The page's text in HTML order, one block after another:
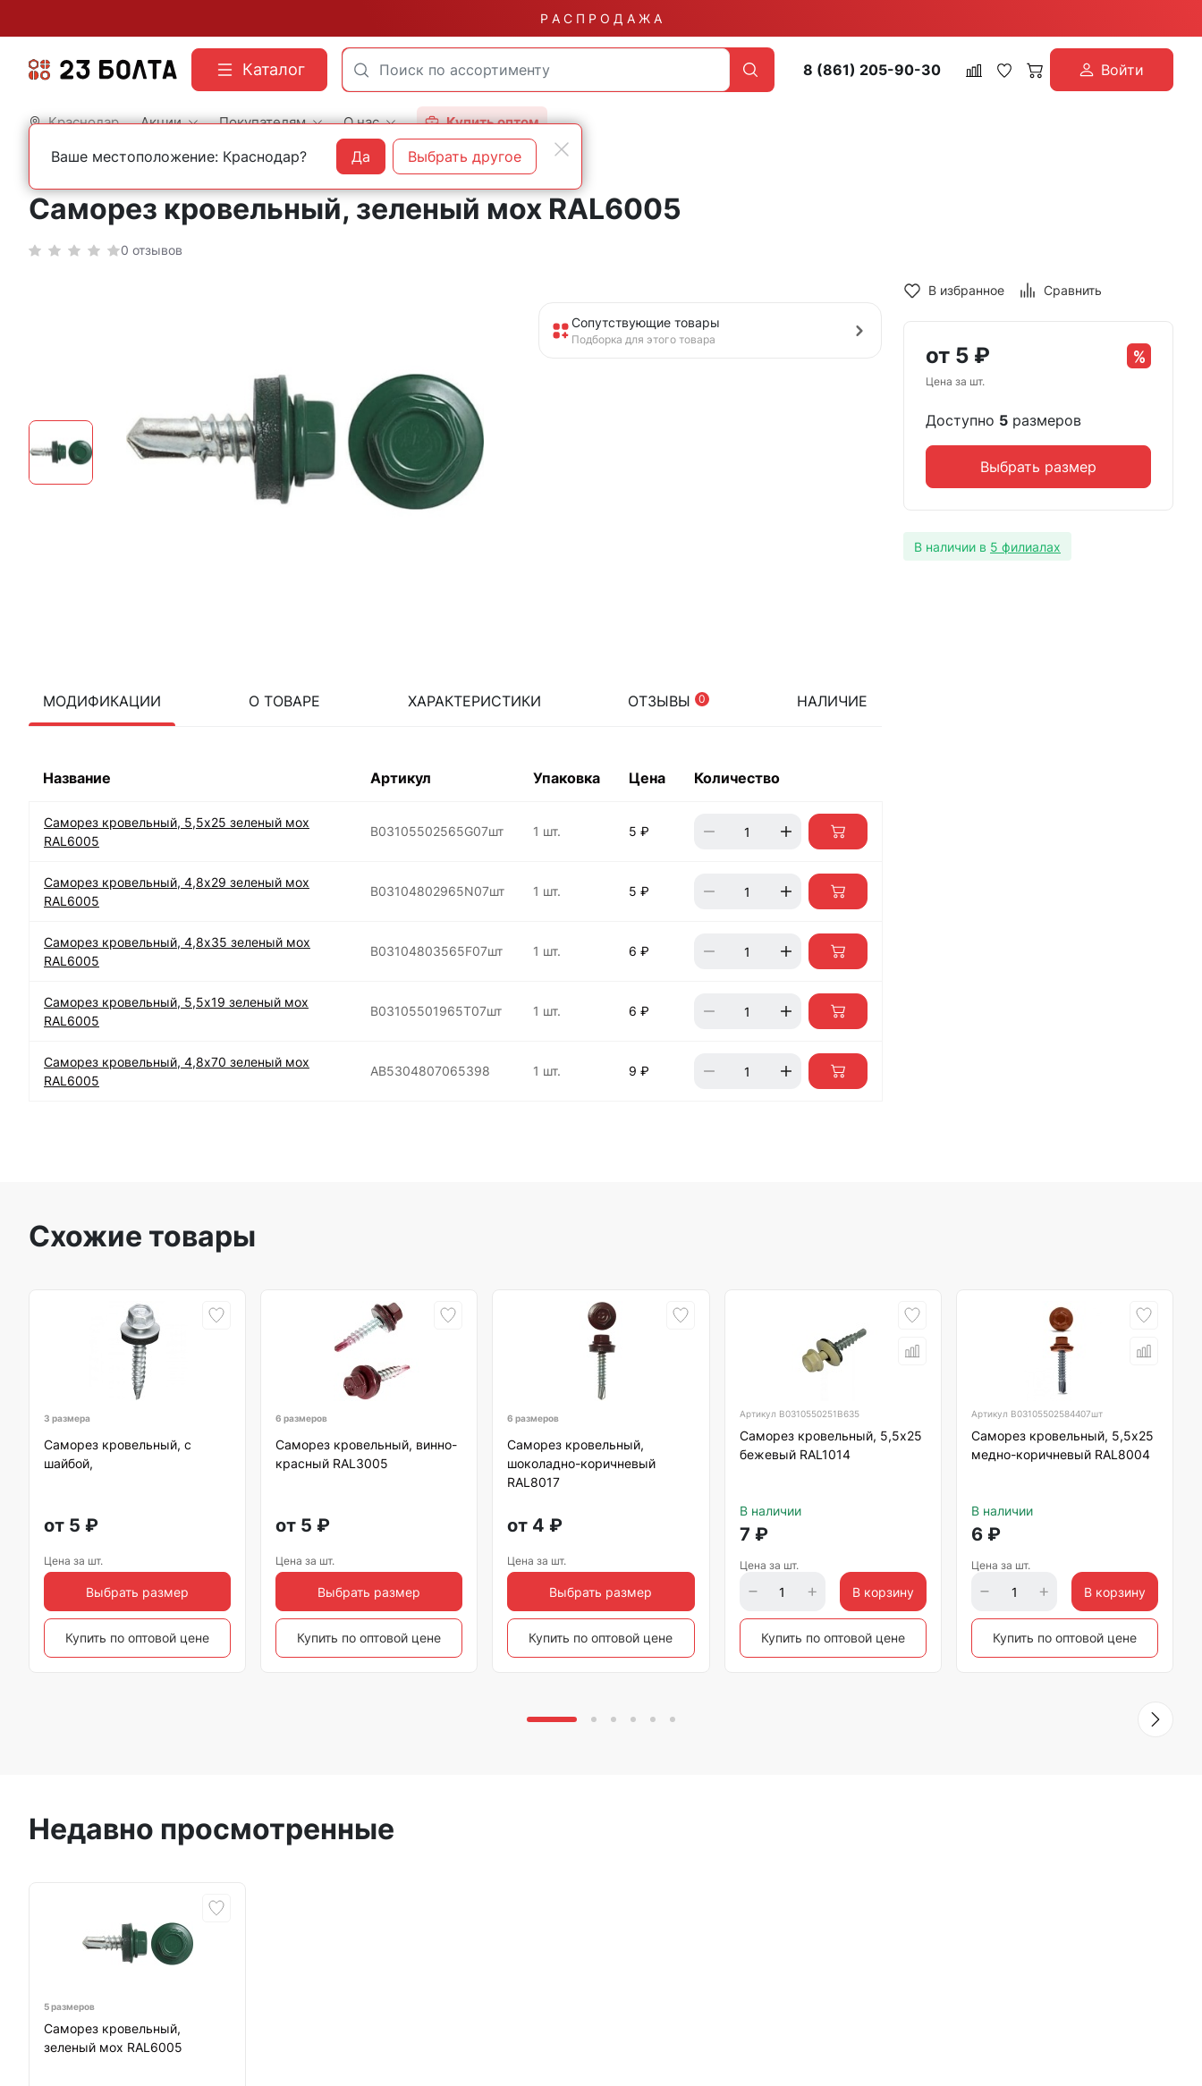
Р А С П Р О Д А Ж А
Каталог 8 (861) 205-90-30 Войти
Краснодар Акции Покупателям О нас Купить оптом
Главная Строительный крепеж Саморезы Кровельные с шайбой С шайбой металл-дерево класс прочности 5.5
Саморез кровельный, зеленый мох RAL6005
0 отзывов
Сопутствующие товары
Подборка для этого товара
МОДИФИКАЦИИ О ТОВАРЕ ХАРАКТЕРИСТИКИ ОТЗЫВЫ 0 НАЛИЧИЕ
Название Артикул Упаковка Цена Количество
Саморез кровельный, 5,5х25 зеленый мох
RAL6005
B03105502565G07шт 1 шт. 5 ₽
Саморез кровельный, 4,8х29 зеленый мох
RAL6005
B03104802965N07шт 1 шт. 5 ₽
Саморез кровельный, 4,8х35 зеленый мох
RAL6005
B03104803565F07шт 1 шт. 6 ₽
Саморез кровельный, 5,5х19 зеленый мох
RAL6005
B03105501965T07шт 1 шт. 6 ₽
Саморез кровельный, 4,8х70 зеленый мох
RAL6005
АВ5304807065398 1 шт. 9 ₽
В избранное Сравнить
от 5 ₽
Цена за шт.
Доступно 5 размеров
Выбрать размер
В наличии в 5 филиалах
Схожие товары
3 размера
Саморез кровельный, с
шайбой,
от 5 ₽
Цена за шт.
Выбрать размер
Купить по оптовой цене
6 размеров
Саморез кровельный, винно-
красный RAL3005
от 5 ₽
Цена за шт.
Выбрать размер
Купить по оптовой цене
6 размеров
Саморез кровельный,
шоколадно-коричневый
RAL8017
от 4 ₽
Цена за шт.
Выбрать размер
Купить по оптовой цене
Артикул B0310550251B635
Саморез кровельный, 5,5х25
бежевый RAL1014
В наличии
7 ₽
Цена за шт.
В корзину
Купить по оптовой цене
Артикул B03105502584407шт
Саморез кровельный, 5,5х25
медно-коричневый RAL8004
В наличии
6₽
Цена за шт.
В корзину
Купить по оптовой цене
Недавно просмотренные
5 размеров
Саморез кровельный,
зеленый мох RAL6005
Ваше местоположение: Краснодар? Да Выбрать другое